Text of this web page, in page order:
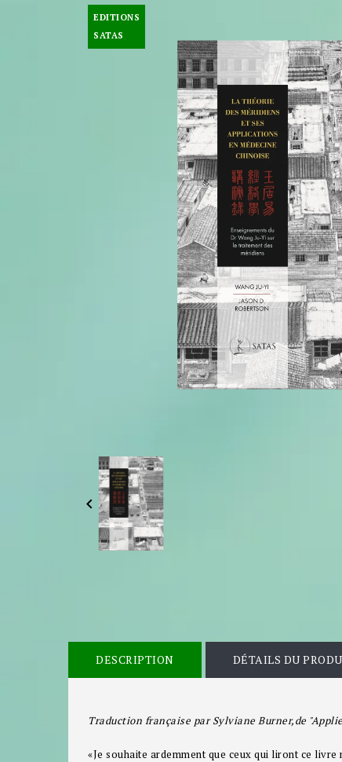
EDITIONS
SATAS

DESCRIPTION DÉTAILS DU
Traduction française par Sylviane Burner,de
«Je souhaite ardemment que ceux qui liront ce